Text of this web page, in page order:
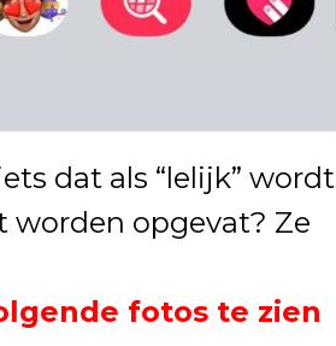
dat als “lelijk” wordt
worden opgevat? Ze
fotos te zien